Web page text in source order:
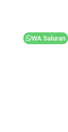
WA Saluran